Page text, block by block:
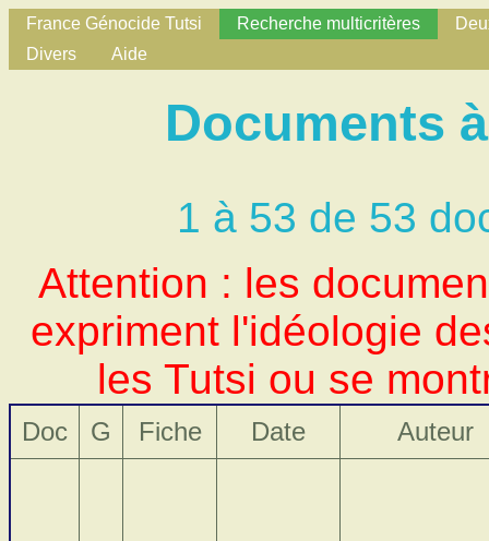
France Génocide Tutsi Recherche multicritères
Divers
Aide
Documents
1 à 53 de 53
Attention : les
expriment l'idéologie
les Tutsi ou se
Doc G Fiche Date Auteur